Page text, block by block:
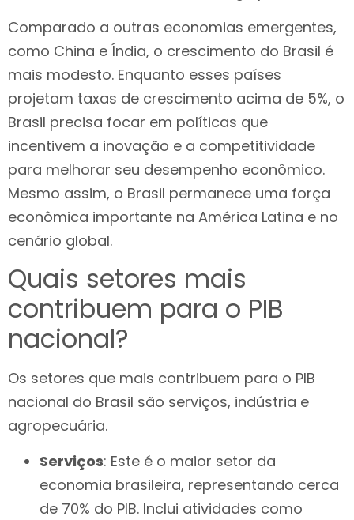
Comparado a outras economias emergentes,
como China e Índia, o crescimento do Brasil é
mais modesto. Enquanto esses países
projetam taxas de crescimento acima de 5%, o
Brasil precisa focar em políticas que
incentivem a inovação e a competitividade
para melhorar seu desempenho econômico.
Mesmo assim, o Brasil permanece uma força
econômica importante na América Latina e no
cenário global.
Quais setores mais
contribuem para o PIB
nacional?
Os setores que mais contribuem para o PIB
nacional do Brasil são serviços, indústria e
agropecuária.
Serviços: Este é o maior setor da
economia brasileira, representando cerca
de 70% do PIB. Inclui atividades como